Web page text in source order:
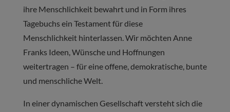
ihre Menschlichkeit bewahrt und in Form ihres
Tagebuchs ein Testament für diese
Menschlichkeit hinterlassen. Wir möchten Anne
Franks Ideen, Wünsche und Hoffnungen
weitertragen – für eine offene, demokratische, bunte
und menschliche Welt.
In einer dynamischen Gesellschaft versteht sich die